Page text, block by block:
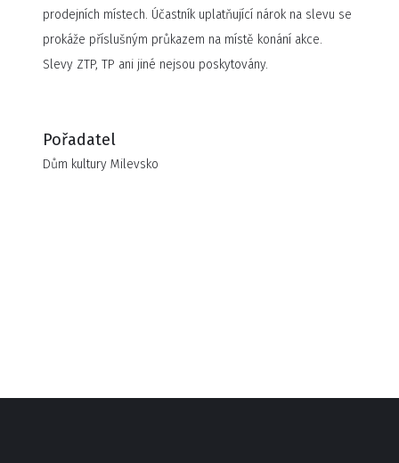
prodejních místech. Účastník uplatňující nárok na slevu se
prokáže příslušným průkazem na místě konání akce.
Slevy ZTP, TP ani jiné nejsou poskytovány.
Pořadatel
Dům kultury Milevsko